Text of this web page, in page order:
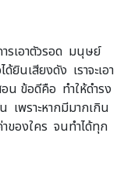
เอาตัวรอด มนุษย์
นเสียงดัง เราจะเอา
น ข้อดีคือ ทำให้ดำรง
เพราะหากมีมากเกิน
ของใคร จนทำได้ทุก